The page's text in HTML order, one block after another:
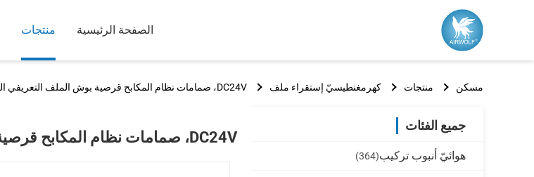
الصفحة الرئيسية منتجات
مسكن منتجات كهرمغنطيسيّ إستقراء ملف DC24V، صمامات نظام المكابح قرصية بوش الملف التعريفي الكهرومغناطيسي 12V
جميع الفئات
هوائيّ أنبوب تركيب(364)
DC24V، صمامات نظام المكابح قرصية بوش الملف التعريفي الكهرومغناطيسي 12V